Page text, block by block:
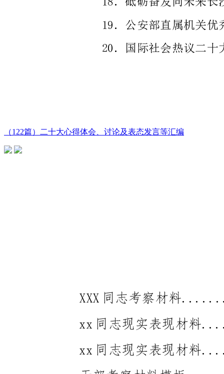
（122篇）二十大心得体会、讨论及表态发言等汇编